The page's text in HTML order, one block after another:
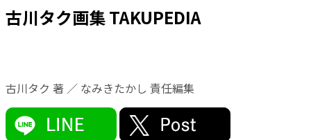
古川タク画集 TAKUPEDIA
古川タク 著 ／ なみきたかし 責任編集